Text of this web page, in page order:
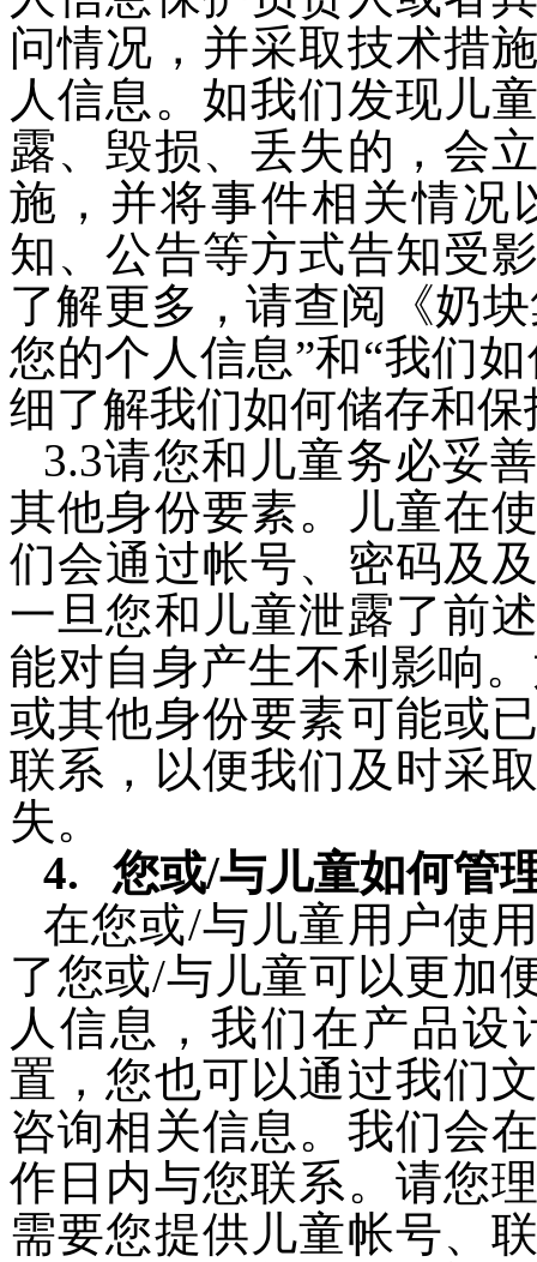
问情况，并采取技术措
人信息。如我们发现儿
露、毁损、丢失的，会
施，并将事件相关情况
知、公告等方式告知受
了解更多，请查阅《奶
您的个人信息”和“我们
细了解我们如何储存和
3.3请您和儿童务必妥
其他身份要素。儿童在
们会通过帐号、密码及
一旦您和儿童泄露了前
能对自身产生不利影响
或其他身份要素可能或
联系，以便我们及时采
失。
您或/与儿童如何管
在您或/与儿童用户使
了您或/与儿童可以更加
人信息，我们在产品
置，您也可以通过我们
咨询相关信息。我们会
作日内与您联系。请您
需要您提供儿童帐号、